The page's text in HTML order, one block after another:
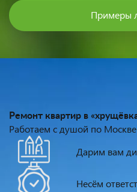
Примеры
Ремонт квартир в
Работаем с душой по
Дарим вам
Несём